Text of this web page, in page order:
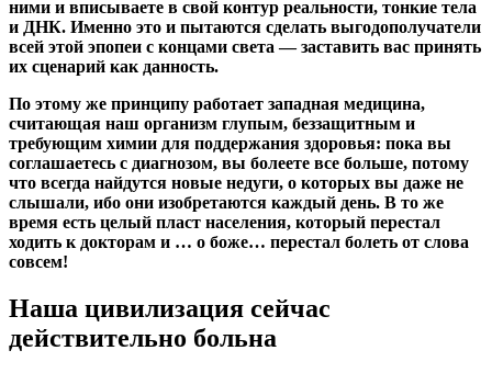
ними и вписываете в свой контур реальности, тонкие тела
и ДНК. Именно это и пытаются сделать выгодополучатели
всей этой эпопеи с концами света — заставить вас принять
их сценарий как данность.
По этому же принципу работает западная медицина,
считающая наш организм глупым, беззащитным и
требующим химии для поддержания здоровья: пока вы
соглашаетесь с диагнозом, вы болеете все больше, потому
что всегда найдутся новые недуги, о которых вы даже не
слышали, ибо они изобретаются каждый день. В то же
время есть целый пласт населения, который перестал
ходить к докторам и … о боже… перестал болеть от слова
совсем!
Наша цивилизация сейчас
действительно больна